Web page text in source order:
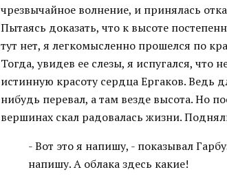
чрезвычайное волнение, и принялась
Пытаясь доказать, что к высоте
тут нет, я легкомысленно прошелся по
Тогда, увидев ее слезы, я испугался,
истинную красоту сердца Ергаков. Ведь
нибудь перевал, а там везде высота. Но
вершинах скал радовалась жизни.
- Вот это я напишу, - показывал
напишу. А облака здесь какие!